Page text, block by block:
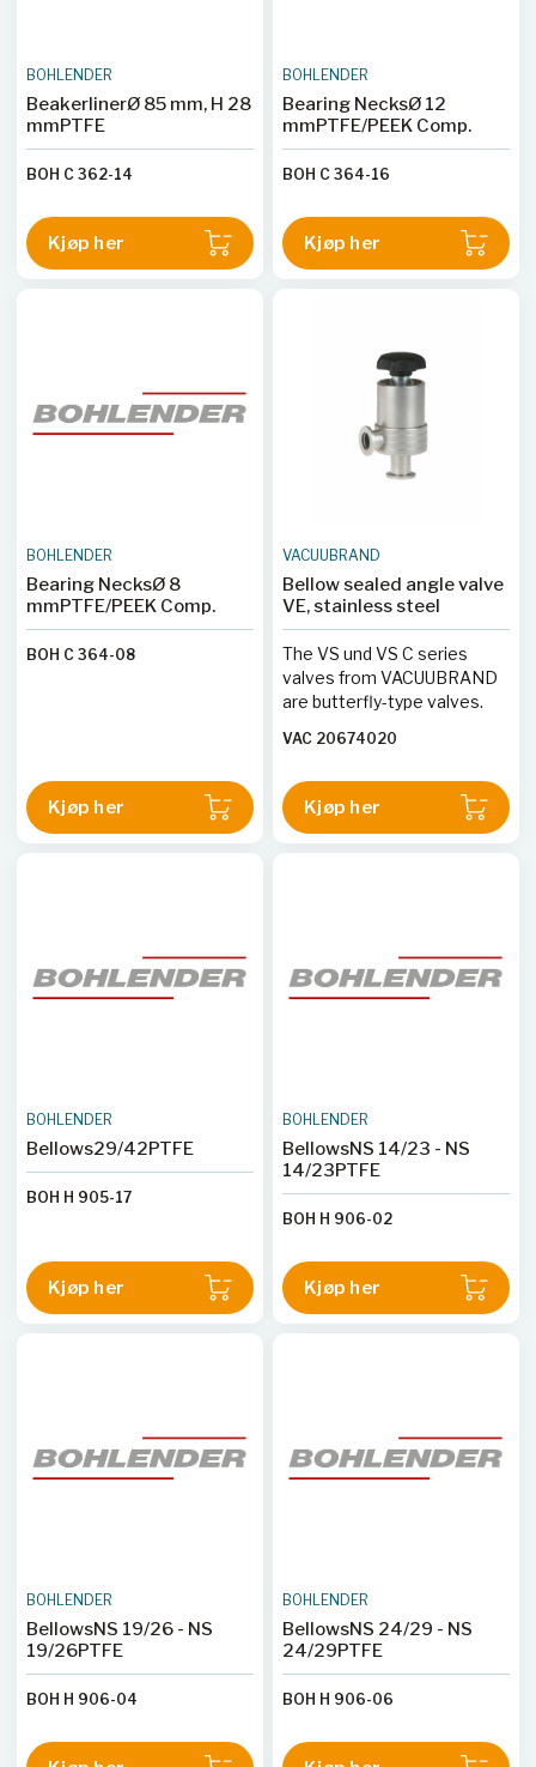
BOHLENDER
BeakerlinerØ 85 mm, H 28
mmPTFE
BOH C 362-14
Kjøp her
BOHLENDER
Bearing NecksØ 12
mmPTFE/PEEK Comp.
BOH C 364-16
Kjøp her
BOHLENDER
Bearing NecksØ 8
mmPTFE/PEEK Comp.
BOH C 364-08
Kjøp her
VACUUBRAND
Bellow sealed angle valve
VE, stainless steel
The VS und VS C series
valves from VACUUBRAND
are butterfly-type valves.
VAC 20674020
Kjøp her
BOHLENDER
Bellows29/42PTFE
BOH H 905-17
Kjøp her
BOHLENDER
BellowsNS 14/23 - NS
14/23PTFE
BOH H 906-02
Kjøp her
BOHLENDER
BellowsNS 19/26 - NS
19/26PTFE
BOH H 906-04
BOHLENDER
BellowsNS 24/29 - NS
24/29PTFE
BOH H 906-06